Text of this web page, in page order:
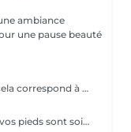
ambiance
une pause beauté
Si vous sélectionnez la beauté des pieds, cela correspond à couper et limer les ongles, repousser et couper mes cuticules, râper et masser les pieds. Si vous avez des soucis tels que : cors, ongles incarnés, ongles épaissis, mycoses ou tout autre douleur spécifique merci de sélectionner la pédicure qui est médicale.
Grâce aux séances de pédicure médicale, vos pieds sont soignés et traités en profondeur. En termes de soins de soi, les pieds sont souvent la partie du corps oubliée. C'est pourtant l'une de celles qui subit le plus votre quotidien. Ongles incarnés, cors, durillons et autres crevasses, sont des sources d'inconfort qui peuvent aisément être évitées si un soin est apporté assez tôt . Nos séances de pédicure médicale vous permettent une prise en charge complète de vos pieds. Du soin d'entretien au traitement plus profond, vos pieds sont massés, traités et soignés avec toute l'expertise de nos pédicures. Conseillée toutes les 4 semaines.